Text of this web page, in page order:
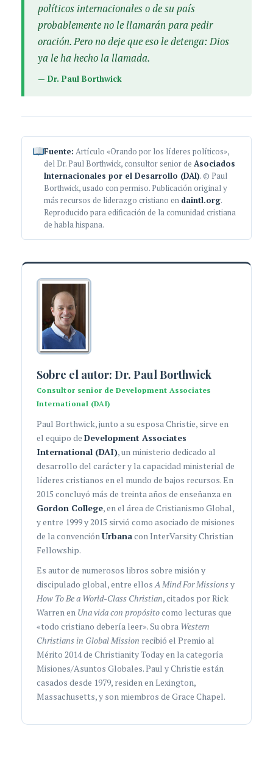
políticos internacionales o de su país
probablemente no le llamarán para pedir
oración. Pero no deje que eso le detenga: Dios
ya le ha hecho la llamada.
— Dr. Paul Borthwick
Fuente: Artículo «Orando por los líderes políticos»,
del Dr. Paul Borthwick, consultor senior de Asociados
Internacionales por el Desarrollo (DAI). © Paul
Borthwick, usado con permiso. Publicación original y
más recursos de liderazgo cristiano en daintl.org.
Reproducido para edificación de la comunidad cristiana
de habla hispana.
Sobre el autor: Dr. Paul Borthwick
Consultor senior de Development Associates
International (DAI)
Paul Borthwick, junto a su esposa Christie, sirve en
el equipo de Development Associates
International (DAI), un ministerio dedicado al
desarrollo del carácter y la capacidad ministerial de
líderes cristianos en el mundo de bajos recursos. En
2015 concluyó más de treinta años de enseñanza en
Gordon College, en el área de Cristianismo Global,
y entre 1999 y 2015 sirvió como asociado de misiones
de la convención Urbanacon InterVarsity Christian
Fellowship.
Es autor de numerosos libros sobre misión y
discipulado global, entre ellos A Mind For Missionsy
How To Be a World-Class Christian, citados por Rick
Warren en Una vida con propósitocomo lecturas que
«todo cristiano debería leer». Su obra Western
Christians in Global Mission recibió el Premio al
Mérito 2014 de Christianity Today en la categoría
Misiones/Asuntos Globales. Paul y Christie están
casados desde 1979, residen en Lexington,
Massachusetts, y son miembros de Grace Chapel.